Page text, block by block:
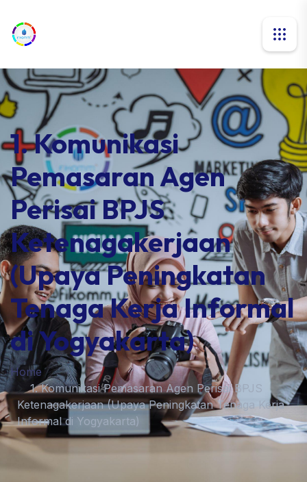
1. Komunikasi
Pemasaran Agen
Perisai BPJS
Ketenagakerjaan
(Upaya Peningkatan
Tenaga Kerja Informal
di Yogyakarta)
Home
1. Komunikasi Pemasaran Agen Perisai BPJS
Ketenagakerjaan (Upaya Peningkatan Tenaga Kerja
Informal di Yogyakarta)